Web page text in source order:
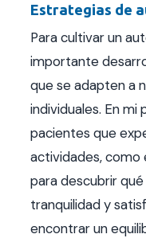
Estrategias de
Para cultivar un
importante
que se adapten a
individuales. En mi
pacientes que
actividades, como
para descubrir
tranquilidad y
encontrar un